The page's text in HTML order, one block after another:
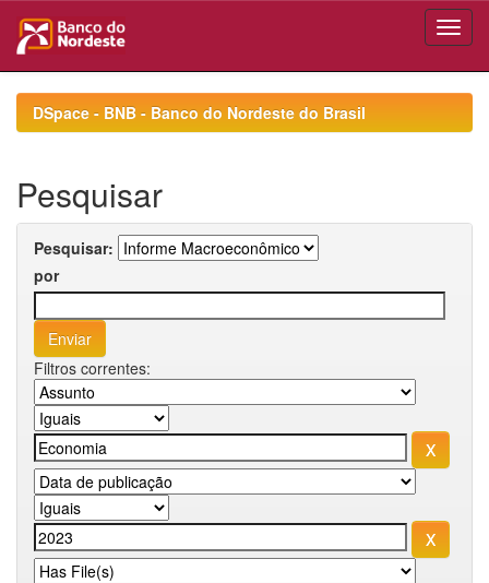
navigationDSpace - BNB - Banco do Nordeste do Brasil
Pesquisar
Pesquisar:
por
Filtros correntes: